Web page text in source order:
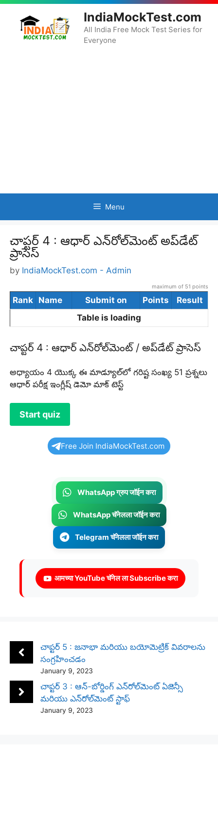
Skip
content
IndiaMockTest.com
All India Free Mock Test Series for
Everyone
Menu
చాప్టర్ 4 : ఆధార్ ఎన్‌రోల్‌మెంట్ అప్‌డేట్
ప్రాసెస్
by IndiaMockTest.com - Admin
maximum of 51 points
Rank Name Submit on Points
Result
Table is loading
చాప్టర్ 4 : ఆధార్ ఎన్‌రోల్‌మెంట్ / అప్‌డేట్ ప్రాసెస్
అధ్యాయం 4 యొక్క ఈ మాడ్యూల్‌లో గరిష్ట సంఖ్య 51 ప్రశ్నలు
ఆధార్ పరీక్ష ఇంగ్లీష్ డెమో మాక్ టెస్ట్
Free Join IndiaMockTest.com
WhatsApp ग्रुप जॉईन करा
WhatsApp चॅनेलला जॉईन करा
Telegram चॅनेलला जॉईन करा
आमच्या YouTube चॅनेल ला Subscribe करा
చాప్టర్ 5 : జనాభా మరియు బయోమెట్రిక్ వివరాలను
సంగ్రహించడం
January 9, 2023
చాప్టర్ 3 : ఆన్-బోర్డింగ్ ఎన్‌రోల్‌మెంట్ ఏజెన్సీ
మరియు ఎన్‌రోల్‌మెంట్ స్టాఫ్
January 9, 2023